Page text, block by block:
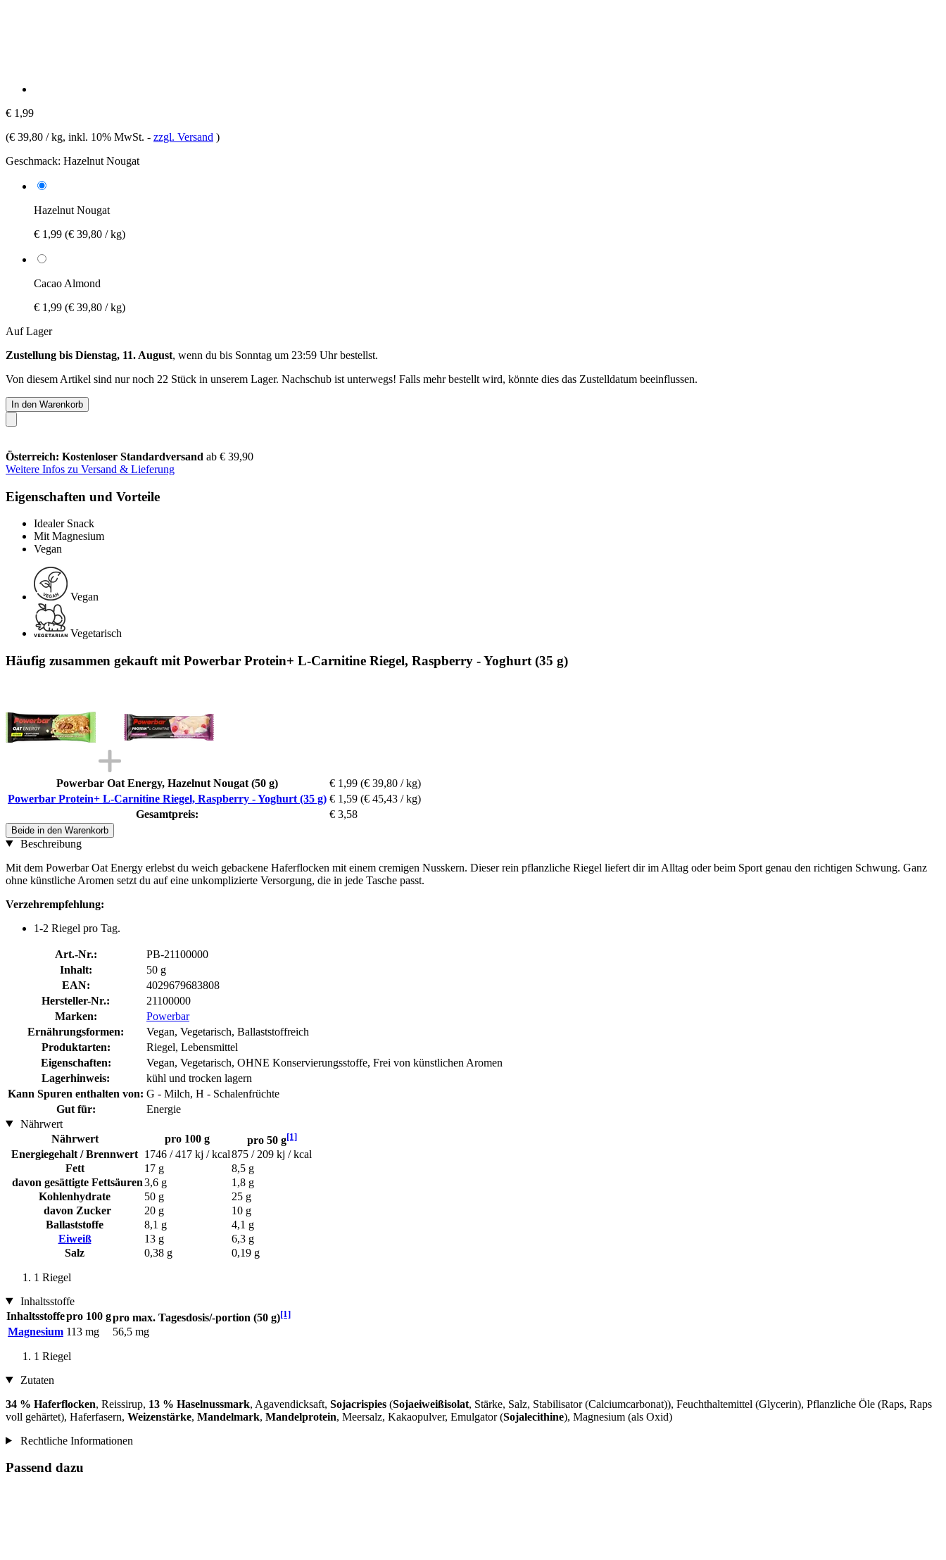
€ 1,99
(€ 39,80 / kg, inkl. 10% MwSt. - zzgl. Versand )
Geschmack: Hazelnut Nougat
Hazelnut Nougat
€ 1,99 (€ 39,80 / kg)
Cacao Almond
€ 1,99 (€ 39,80 / kg)
Auf Lager
Zustellung bis Dienstag, 11. August, wenn du bis Sonntag um 23:59 Uhrbestellst.
Von diesem Artikel sind nur noch 22 Stück in unserem Lager. Nachschub ist unterwegs! Falls mehr bestellt wird, könnte dies das Zustelldatum beeinflussen.
In den Warenkorb
Österreich: Kostenloser Standardversand ab € 39,90
Weitere Infos zu Versand & Lieferung
Eigenschaften und Vorteile
Idealer Snack
Mit Magnesium
Vegan
Vegan
Vegetarisch
Häufig zusammen gekauft mit Powerbar Protein+ L-Carnitine Riegel, Raspberry - Yoghurt (35 g)
Powerbar Oat Energy, Hazelnut Nougat (50 g) € 1,99 (€ 39,80 / kg)
Powerbar Protein+ L-Carnitine Riegel, Raspberry - Yoghurt (35 g) € 1,59 (€ 45,43 / kg)
Gesamtpreis:
€ 3,58
Beide in den Warenkorb
Beschreibung
Mit dem Powerbar Oat Energy erlebst du weich gebackene Haferflocken mit einem cremigen Nusskern. Dieser rein pflanzliche Riegel liefert dir im Alltag oder beim Sport genau den richtigen Schwung. Ganz
ohne künstliche Aromen setzt du auf eine unkomplizierte Versorgung, die in jede Tasche passt.
Verzehrempfehlung:
1-2 Riegel pro Tag.
Art.-Nr.:
PB-21100000
Inhalt:
50 g
EAN:
4029679683808
Hersteller-Nr.:
21100000
Marken:
Powerbar
Ernährungsformen:
Vegan, Vegetarisch, Ballaststoffreich
Produktarten:
Riegel, Lebensmittel
Eigenschaften:
Vegan, Vegetarisch, OHNE Konservierungsstoffe, Frei von künstlichen Aromen
Lagerhinweis:
kühl und trocken lagern
Kann Spuren enthalten von: G - Milch, H - Schalenfrüchte
Gut für:
Energie
Nährwert
Nährwert
pro 100 g pro 50 g[1]
Energiegehalt / Brennwert 1746 / 417 kj / kcal875 / 209 kj / kcal
Fett
17 g
8,5 g
davon gesättigte Fettsäuren3,6 g
1,8 g
Kohlenhydrate
50 g
25 g
davon Zucker
20 g
10 g
Ballaststoffe
8,1 g
4,1 g
Eiweiß
13 g
6,3 g
Salz
0,38 g 0,19 g
1 Riegel
Inhaltsstoffe
Inhaltsstoffepro 100 gpro max. Tagesdosis/-portion (50 g)[1]
Magnesium 113 mg 56,5 mg
1 Riegel
Zutaten
34 % Haferflocken, Reissirup, 13 % Haselnussmark, Agavendicksaft, Sojacrispies (Sojaeiweißisolat, Stärke, Salz, Stabilisator (Calciumcarbonat)), Feuchthaltemittel (Glycerin), Pflanzliche Öle (Raps, Raps
voll gehärtet), Haferfasern, Weizenstärke, Mandelmark, Mandelprotein, Meersalz, Kakaopulver, Emulgator (Sojalecithine), Magnesium (als Oxid)
Rechtliche Informationen
Passend dazu